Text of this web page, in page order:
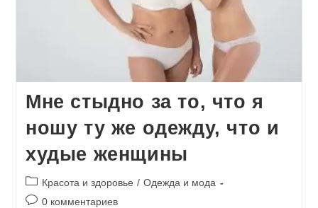
Мне стыдно за то, что я
ношу ту же одежду, что и
худые женщины
Рубрика
записи:
Красота и здоровье / Одежда и мода
Комментарии
0 комментариев